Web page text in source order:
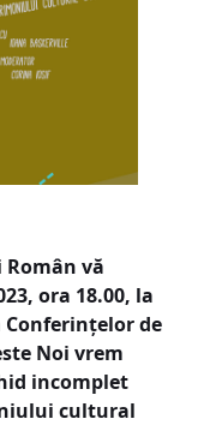
vă
ora 18.00, la
Conferințelor de
Noi vrem
incomplet
cultural